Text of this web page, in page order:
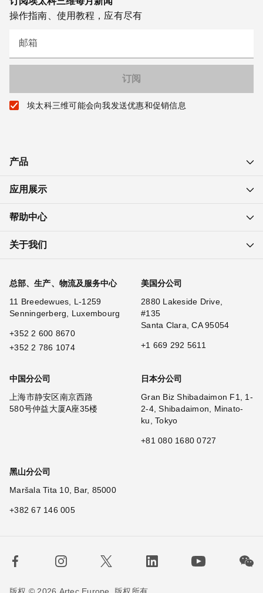
操作指南、使用教程，应有尽有
邮箱
埃太科三维可能会向我发送优惠和促销信息
产品
应用展示
帮助中心
关于我们
总部、生产、物流及服务中心
11 Breedewues, L-1259
Senningerberg, Luxembourg
+352 2 600 8670
+352 2 786 1074
美国分公司
2880 Lakeside Drive,
#135
Santa Clara, CA 95054
+1 669 292 5611
中国分公司
上海市静安区南京西路
580号仲益大厦A座35楼
日本分公司
Gran Biz Shibadaimon F1, 1-
2-4, Shibadaimon, Minato-
ku, Tokyo
+81 080 1680 0727
黑山分公司
Maršala Tita 10, Bar, 85000
+382 67 146 005